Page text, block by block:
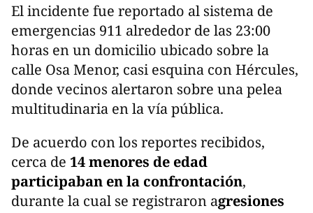
El incidente fue reportado al sistema de
emergencias 911 alrededor de las 23:00
horas en un domicilio ubicado sobre la
calle Osa Menor, casi esquina con Hércules,
donde vecinos alertaron sobre una pelea
multitudinaria en la vía pública.
De acuerdo con los reportes recibidos,
cerca de 14 menores de edad
participaban en la confrontación,
durante la cual se registraron agresiones